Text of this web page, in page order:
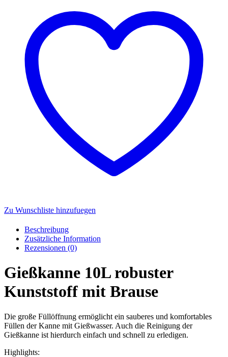
Zu Wunschliste hinzufuegen
Beschreibung
Zusätzliche Information
Rezensionen (0)
Gießkanne 10L robuster
Kunststoff mit Brause
Die große Füllöffnung ermöglicht ein sauberes und komfortables
Füllen der Kanne mit Gießwasser. Auch die Reinigung der
Gießkanne ist hierdurch einfach und schnell zu erledigen.
Highlights: